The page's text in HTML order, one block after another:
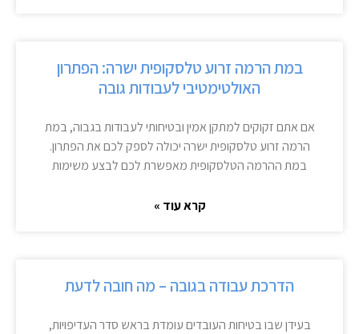
במת הרמה זרוע טלסקופית ישרה: הפתרון
האולטימטיבי לעבודות גובה
אם אתם זקוקים למתקן אמין ובטיחותי לעבודות בגבוה, במת
הרמה זרוע טלסקופית ישרה יכולה לספק לכם את הפתרון.
במת ההרמה הטלסקופית מאפשרת לכם לבצע משימות
קרא עוד »
הדרכת עבודה בגובה – מה חובה לדעת
בעידן שבו בטיחות העובדים עומדת בראש סדר העדיפויות,